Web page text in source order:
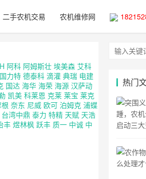
二手农机交易 农机维修网
阿科 阿姆斯壮 埃美森 艾科
力特 德泰科 滴灌 典瑞 电建
国达 海华 海荣 海源 汉萨动
凯美 科莱恩 克莱 莱宝 莱克
奈东 尼威 欧可 泊姆克 浦蝶
台湾中鼎 泰力 特精 天赋 天浩
丰 煜林枫 跃丰 质一 中诚 中
热门